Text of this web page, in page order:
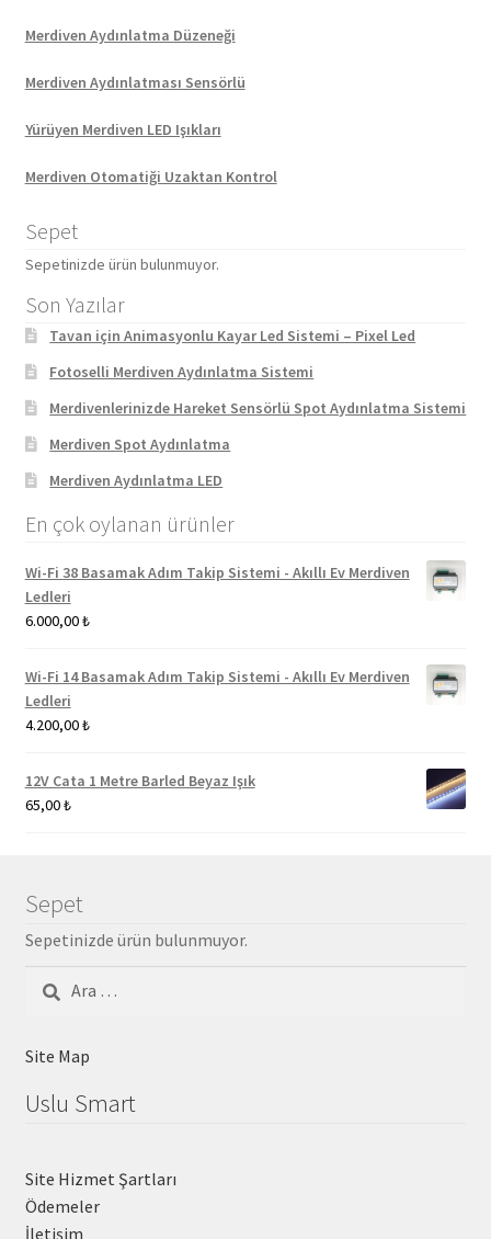
Merdiven Aydınlatma Düzeneği
Merdiven Aydınlatması Sensörlü
Yürüyen Merdiven LED Işıkları
Merdiven Otomatiği Uzaktan Kontrol
Sepet
Sepetinizde ürün bulunmuyor.
Son Yazılar
Tavan için Animasyonlu Kayar Led Sistemi – Pixel Led
Fotoselli Merdiven Aydınlatma Sistemi
Merdivenlerinizde Hareket Sensörlü Spot Aydınlatma Sistemi
Merdiven Spot Aydınlatma
Merdiven Aydınlatma LED
En çok oylanan ürünler
Wi-Fi 38 Basamak Adım Takip Sistemi - Akıllı Ev Merdiven
Ledleri
6.000,00₺
Wi-Fi 14 Basamak Adım Takip Sistemi - Akıllı Ev Merdiven
Ledleri
4.200,00₺
12V Cata 1 Metre Barled Beyaz Işık
65,00₺
Sepet
Sepetinizde ürün bulunmuyor.
Site Map
Uslu Smart
Site Hizmet Şartları
Ödemeler
İletişim